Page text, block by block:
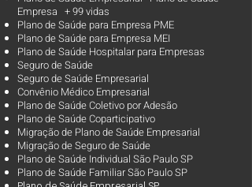
Empresa + 99 vidas
Plano de Saúde para Empresa PME
Plano de Saúde para Empresa MEI
Plano de Saúde Hospitalar para Empresas
Seguro de Saúde
Seguro de Saúde Empresarial
Convênio Médico Empresarial
Plano de Saúde Coletivo por Adesão
Plano de Saúde Coparticipativo
Migração de Plano de Saúde Empresarial
Migração de Seguro de Saúde
Plano de Saúde Individual São Paulo SP
Plano de Saúde Familiar São Paulo SP